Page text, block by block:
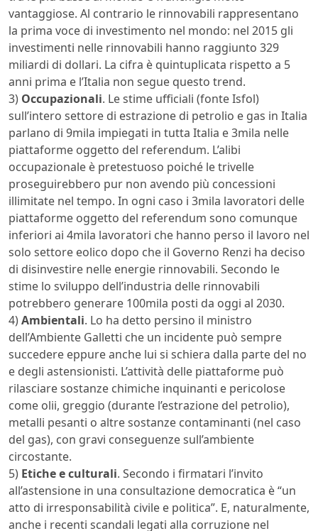
vantaggiose. Al contrario le rinnovabili rappresentano
la prima voce di investimento nel mondo: nel 2015 gli
investimenti nelle rinnovabili hanno raggiunto 329
miliardi di dollari. La cifra è quintuplicata rispetto a 5
anni prima e l’Italia non segue questo trend.
3) Occupazionali. Le stime ufficiali (fonte Isfol)
sull’intero settore di estrazione di petrolio e gas in Italia
parlano di 9mila impiegati in tutta Italia e 3mila nelle
piattaforme oggetto del referendum. L’alibi
occupazionale è pretestuoso poiché le trivelle
proseguirebbero pur non avendo più concessioni
illimitate nel tempo. In ogni caso i 3mila lavoratori delle
piattaforme oggetto del referendum sono comunque
inferiori ai 4mila lavoratori che hanno perso il lavoro nel
solo settore eolico dopo che il Governo Renzi ha deciso
di disinvestire nelle energie rinnovabili. Secondo le
stime lo sviluppo dell’industria delle rinnovabili
potrebbero generare 100mila posti da oggi al 2030.
4)Ambientali. Lo ha detto persino il ministro
dell’Ambiente Galletti che un incidente può sempre
succedere eppure anche lui si schiera dalla parte del no
e degli astensionisti. L’attività delle piattaforme può
rilasciare sostanze chimiche inquinanti e pericolose
come olii, greggio (durante l’estrazione del petrolio),
metalli pesanti o altre sostanze contaminanti (nel caso
del gas), con gravi conseguenze sull’ambiente
circostante.
5) Etiche e culturali. Secondo i firmatari l’invito
all’astensione in una consultazione democratica è “un
atto di irresponsabilità civile e politica”. E, naturalmente,
anche i recenti scandali legati alla corruzione nel